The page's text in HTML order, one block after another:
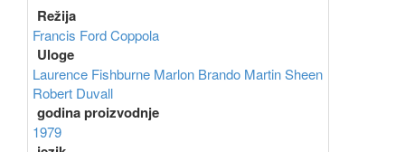
Režija
Francis Ford Coppola
Uloge
Laurence Fishburne Marlon Brando Martin Sheen
Robert Duvall
godina proizvodnje
1979